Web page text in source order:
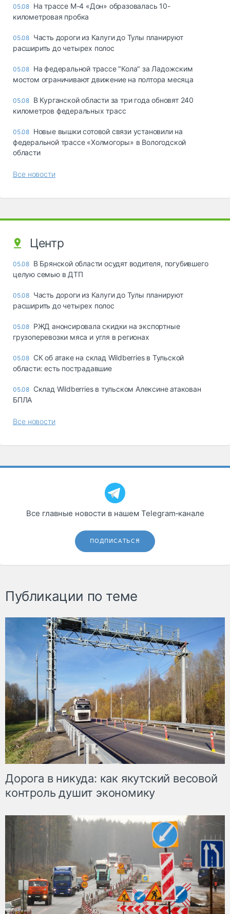
05.08 На трассе М-4 «Дон» образовалась 10-
километровая пробка
05.08 Часть дороги из Калуги до Тулы планируют
расширить до четырех полос
05.08 На федеральной трассе "Кола" за Ладожским
мостом ограничивают движение на полтора месяца
05.08 В Курганской области за три года обновят 240
километров федеральных трасс
05.08 Новые вышки сотовой связи установили на
федеральной трассе «Холмогоры» в Вологодской
области
Все новости
Центр
05.08 В Брянской области осудят водителя, погубившего
целую семью в ДТП
05.08 Часть дороги из Калуги до Тулы планируют
расширить до четырех полос
05.08 РЖД анонсировала скидки на экспортные
грузоперевозки мяса и угля в регионах
05.08 СК об атаке на склад Wildberries в Тульской
области: есть пострадавшие
05.08 Склад Wildberries в тульском Алексине атакован
БПЛА
Все новости
Все главные новости в нашем Telegram‑канале
ПОДПИСАТЬСЯ
Публикации по теме
Дорога в никуда: как якутский весовой
контроль душит экономику